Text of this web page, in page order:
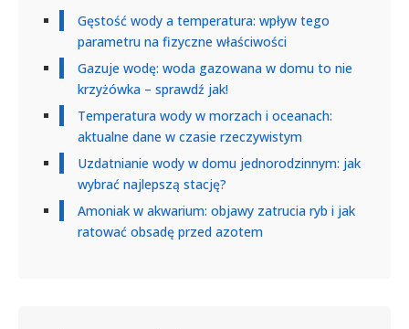
Gęstość wody a temperatura: wpływ tego
parametru na fizyczne właściwości
Gazuje wodę: woda gazowana w domu to nie
krzyżówka – sprawdź jak!
Temperatura wody w morzach i oceanach:
aktualne dane w czasie rzeczywistym
Uzdatnianie wody w domu jednorodzinnym: jak
wybrać najlepszą stację?
Amoniak w akwarium: objawy zatrucia ryb i jak
ratować obsadę przed azotem